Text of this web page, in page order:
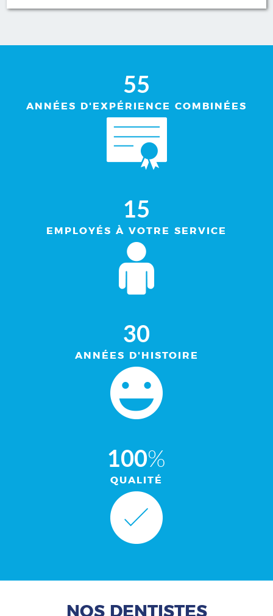
55
ANNÉES D'EXPÉRIENCE COMBINÉES
15
EMPLOYÉS À VOTRE SERVICE
30
ANNÉES D'HISTOIRE
100%
QUALITÉ
NOS DENTISTES